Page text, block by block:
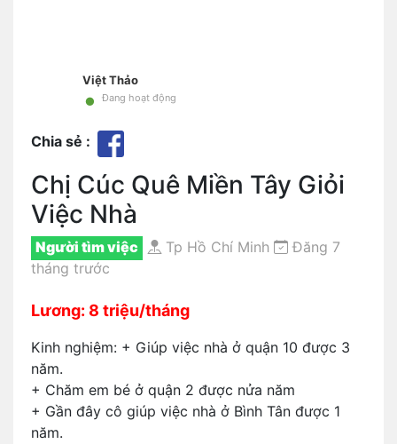
Việt Thảo
• Đang hoạt động
Chia sẻ :
Chị Cúc Quê Miền Tây Giỏi
Việc Nhà
Người tìm việc Tp Hồ Chí Minh
Đăng 7
tháng trước
Lương: 8 triệu/tháng
Kinh nghiệm: + Giúp việc nhà ở quận 10 được 3
năm.
+ Chăm em bé ở quận 2 được nửa năm
+ Gần đây cô giúp việc nhà ở Bình Tân được 1
năm.